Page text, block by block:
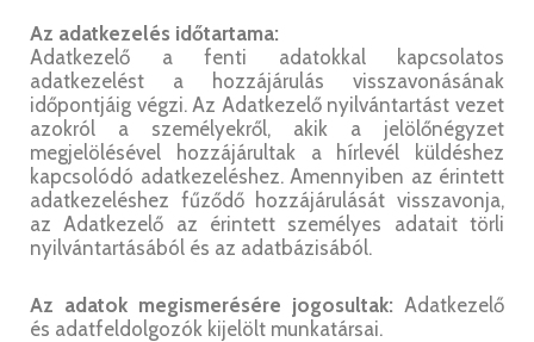
Az adatkezelés időtartama:
Adatkezelő a fenti adatokkal kapcsolatos
adatkezelést a hozzájárulás visszavonásának
időpontjáig végzi. Az Adatkezelő nyilvántartást vezet
azokról a személyekről, akik a jelölőnégyzet
megjelölésével hozzájárultak a hírlevél küldéshez
kapcsolódó adatkezeléshez. Amennyiben az érintett
adatkezeléshez fűződő hozzájárulását visszavonja,
az Adatkezelő az érintett személyes adatait törli
nyilvántartásából és az adatbázisából.
Az adatok megismerésére jogosultak: Adatkezelő
és adatfeldolgozók kijelölt munkatársai.